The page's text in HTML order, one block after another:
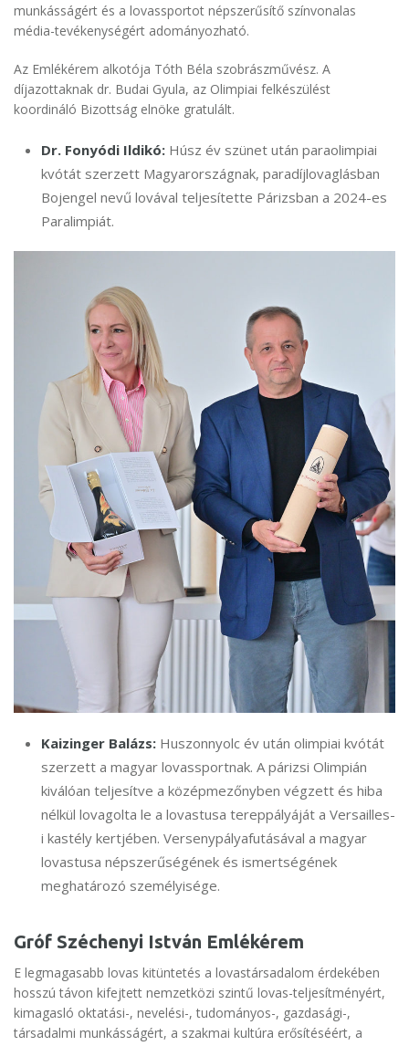
munkásságért és a lovassportot népszerűsítő színvonalas
média-tevékenységért adományozható.
Az Emlékérem alkotója Tóth Béla szobrászművész. A
díjazottaknak dr. Budai Gyula, az Olimpiai felkészülést
koordináló Bizottság elnöke gratulált.
Dr. Fonyódi Ildikó: Húsz év szünet után paraolimpiai
kvótát szerzett Magyarországnak, paradíjlovaglásban
Bojengel nevű lovával teljesítette Párizsban a 2024-es
Paralimpiát.
Kaizinger Balázs: Huszonnyolc év után olimpiai kvótát
szerzett a magyar lovassportnak. A párizsi Olimpián
kiválóan teljesítve a középmezőnyben végzett és hiba
nélkül lovagolta le a lovastusa tereppályáját a Versailles-
i kastély kertjében. Versenypályafutásával a magyar
lovastusa népszerűségének és ismertségének
meghatározó személyisége.
Gróf Széchenyi István Emlékérem
E legmagasabb lovas kitüntetés a lovastársadalom érdekében
hosszú távon kifejtett nemzetközi szintű lovas-teljesítményért,
kimagasló oktatási-, nevelési-, tudományos-, gazdasági-,
társadalmi munkásságért, a szakmai kultúra erősítéséért, a